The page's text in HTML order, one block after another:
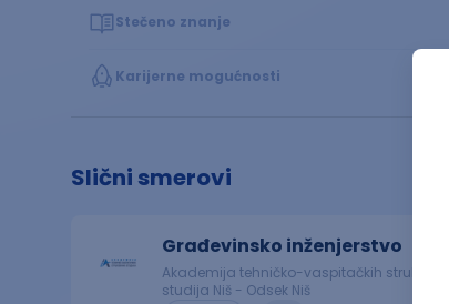
Stečeno znanje
Karijerne mogućnosti
Slični smerovi
Građevinsko inženjerstvo
Akademija tehničko-vaspitačkih strukovnih
studija Niš - Odsek Niš